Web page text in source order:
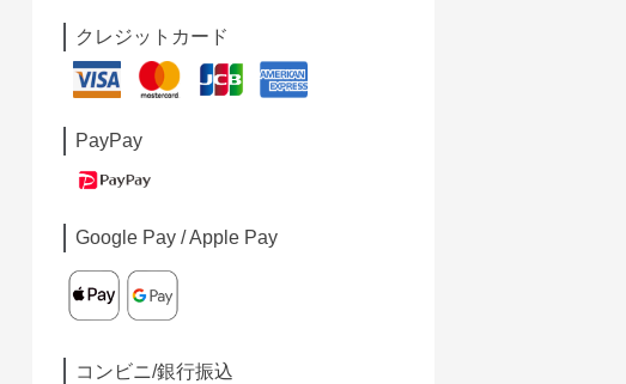
クレジットカード
PayPay
Google Pay / Apple Pay
コンビニ/銀行振込